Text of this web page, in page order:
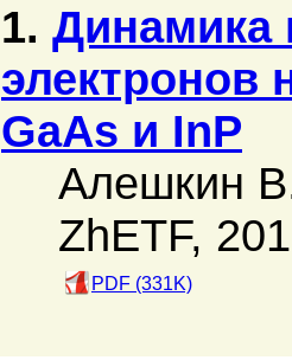
1. Динамика
электронов
GaAs и InP
Алешкин
ZhETF,
PDF (331K)